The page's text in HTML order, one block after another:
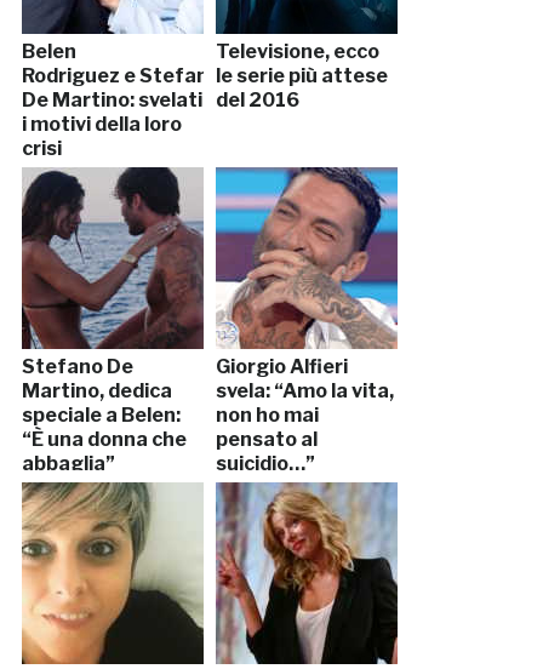
Belen
Rodriguez e Stefano
De Martino: svelati
i motivi della loro
crisi
Televisione, ecco
le serie più attese
del 2016
Stefano De
Martino, dedica
speciale a Belen:
“È una donna che
abbaglia”
Giorgio Alfieri
svela: “Amo la vita,
non ho mai
pensato al
suicidio…”